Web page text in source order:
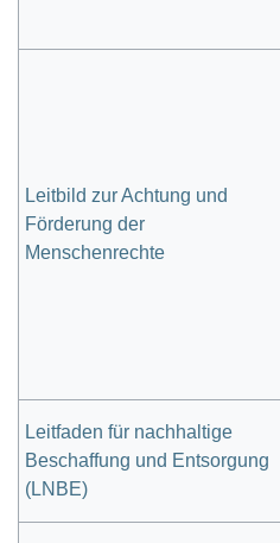
Leitbild zur Achtung und
Förderung der
Menschenrechte
Leitfaden für nachhaltige
Beschaffung und Entsorgung
(LNBE)